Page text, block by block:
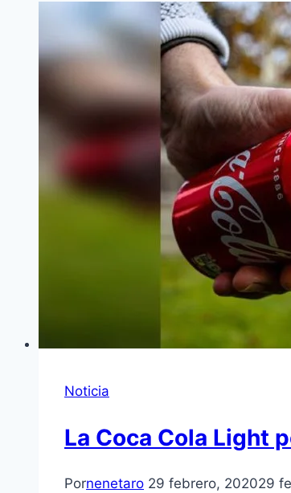
Noticia
La Coca Cola Light
Pornenetaro 29 febrero, 202029